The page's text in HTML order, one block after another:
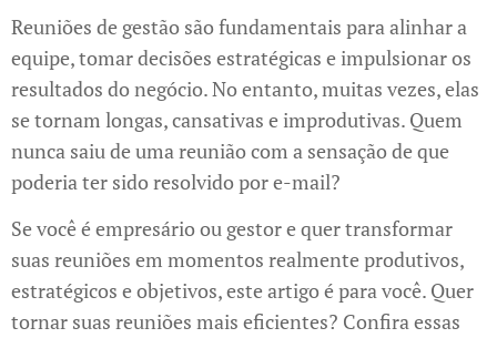
Reuniões de gestão são fundamentais para alinhar a
equipe, tomar decisões estratégicas e impulsionar os
resultados do negócio. No entanto, muitas vezes, elas
se tornam longas, cansativas e improdutivas. Quem
nunca saiu de uma reunião com a sensação de que
poderia ter sido resolvido por e-mail?
Se você é empresário ou gestor e quer transformar
suas reuniões em momentos realmente produtivos,
estratégicos e objetivos, este artigo é para você. Quer
tornar suas reuniões mais eficientes? Confira essas